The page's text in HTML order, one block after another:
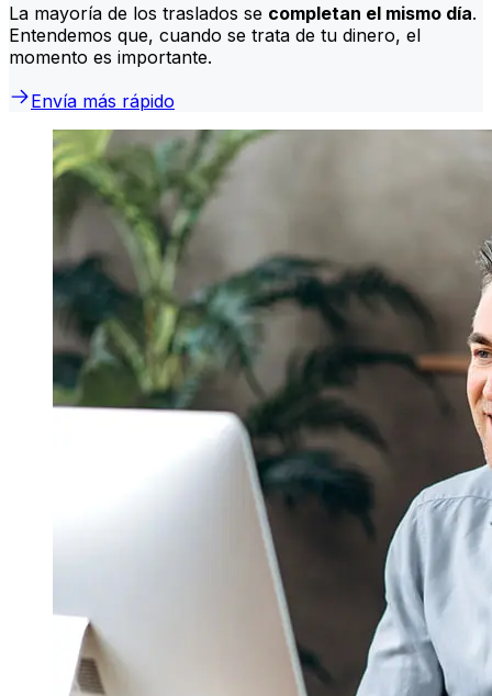
La mayoría de los traslados se completan el mismo día.
Entendemos que, cuando se trata de tu dinero, el
momento es importante.
Envía más rápido